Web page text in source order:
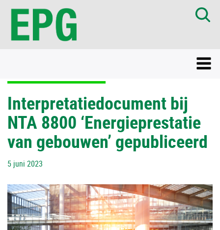
Interpretatiedocument bij
NTA 8800 ‘Energieprestatie
van gebouwen’ gepubliceerd
5 juni 2023